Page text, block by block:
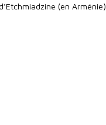
(en Arménie)